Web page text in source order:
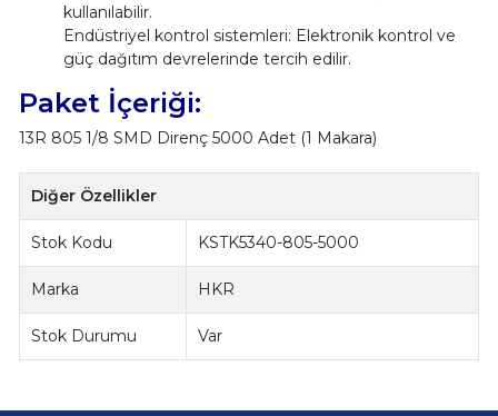
kullanılabilir.
Endüstriyel kontrol sistemleri: Elektronik kontrol ve
güç dağıtım devrelerinde tercih edilir.
Paket İçeriği:
13R 805 1/8 SMD Direnç 5000 Adet (1 Makara)
Diğer Özellikler
Stok Kodu KSTK5340-805-5000
Marka HKR
Stok Durumu Var